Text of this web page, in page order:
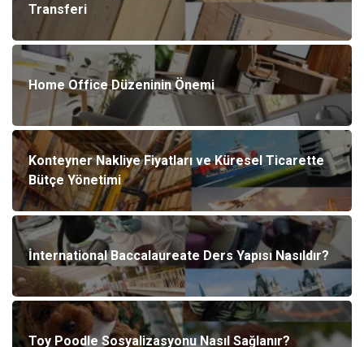
Transferi
Home Office Düzeninin Önemi
Konteyner Nakliye Fiyatları ve Küresel Ticarette
Bütçe Yönetimi
İnternational Baccalaureate Ders Yapısı Nasıldır?
Toy Poodle Sosyalizasyonu Nasıl Sağlanır?